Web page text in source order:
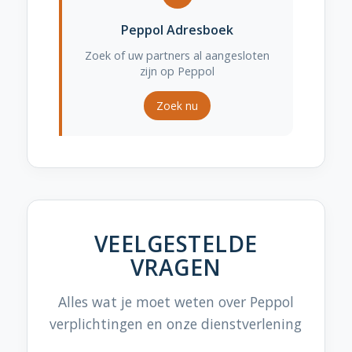
Peppol Adresboek
Zoek of uw partners al aangesloten
zijn op Peppol
Zoek nu
VEELGESTELDE
VRAGEN
Alles wat je moet weten over Peppol
verplichtingen en onze dienstverlening